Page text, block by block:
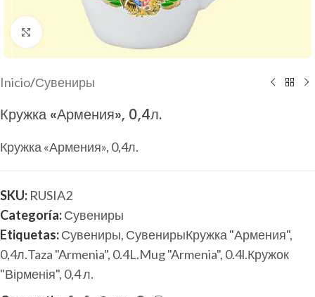
Haga clic para ampliar
Inicio/Сувениры
Кружка «Армения», 0,4л.
Кружка «Армения», 0,4л.
SKU: RUSIA2
Categoría:Сувениры
Etiquetas:Сувениры, СувенирыКружка "Армения",
0,4л.Taza "Armenia", 0.4L.Mug "Armenia", 0.4l.Кружок
"Вірменія", 0,4 л.